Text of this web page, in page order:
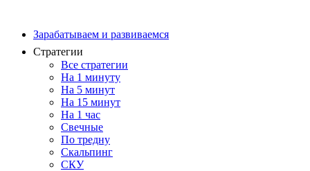
Зарабатываем и развиваемся
Стратегии
Все стратегии
На 1 минуту
На 5 минут
На 15 минут
На 1 час
Свечные
По тредну
Скальпинг
СКУ